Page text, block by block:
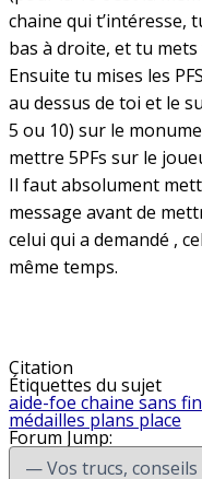
chaine qui t’intéresse,
bas à droite, et tu mets
Ensuite tu mises les
au dessus de toi et le
5 ou 10) sur le
mettre 5PFs sur le
Il faut absolument
message avant de
celui qui a demandé ,
même temps.
Citation
Étiquettes du sujet
aide-foe chaine sans fin
médailles plans place
Forum Jump: